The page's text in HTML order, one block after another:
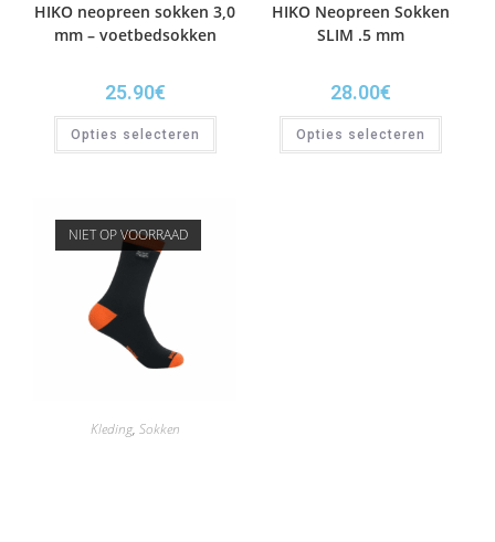
HIKO neopreen sokken 3,0
mm – voetbedsokken
25.90€
Opties selecteren
HIKO Neopreen Sokken
SLIM .5 mm
28.00€
Opties selecteren
NIET OP VOORRAAD
Kleding, Sokken